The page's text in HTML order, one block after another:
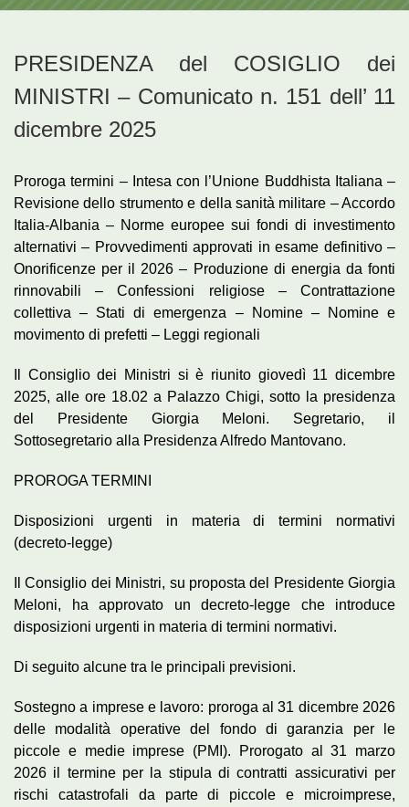
PRESIDENZA del COSIGLIO dei
MINISTRI – Comunicato n. 151 dell’ 11
dicembre 2025
Proroga termini – Intesa con l’Unione Buddhista Italiana –
Revisione dello strumento e della sanità militare – Accordo
Italia-Albania – Norme europee sui fondi di investimento
alternativi – Provvedimenti approvati in esame definitivo –
Onorificenze per il 2026 – Produzione di energia da fonti
rinnovabili – Confessioni religiose – Contrattazione
collettiva – Stati di emergenza – Nomine – Nomine e
movimento di prefetti – Leggi regionali
Il Consiglio dei Ministri si è riunito giovedì 11 dicembre
2025, alle ore 18.02 a Palazzo Chigi, sotto la presidenza
del Presidente Giorgia Meloni. Segretario, il
Sottosegretario alla Presidenza Alfredo Mantovano.
PROROGA TERMINI
Disposizioni urgenti in materia di termini normativi
(decreto-legge)
Il Consiglio dei Ministri, su proposta del Presidente Giorgia
Meloni, ha approvato un decreto-legge che introduce
disposizioni urgenti in materia di termini normativi.
Di seguito alcune tra le principali previsioni.
Sostegno a imprese e lavoro: proroga al 31 dicembre 2026
delle modalità operative del fondo di garanzia per le
piccole e medie imprese (PMI). Prorogato al 31 marzo
2026 il termine per la stipula di contratti assicurativi per
rischi catastrofali da parte di piccole e microimprese,